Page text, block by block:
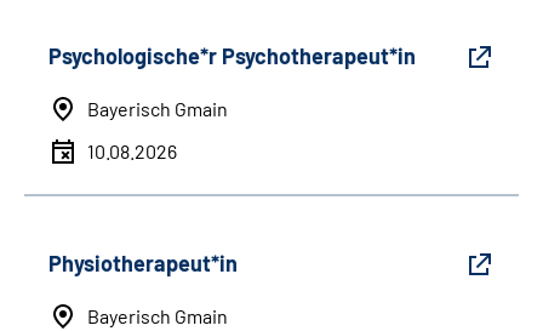
Psychologische*r Psychotherapeut*in
Bayerisch Gmain
10.08.2026
Physiotherapeut*in
Bayerisch Gmain